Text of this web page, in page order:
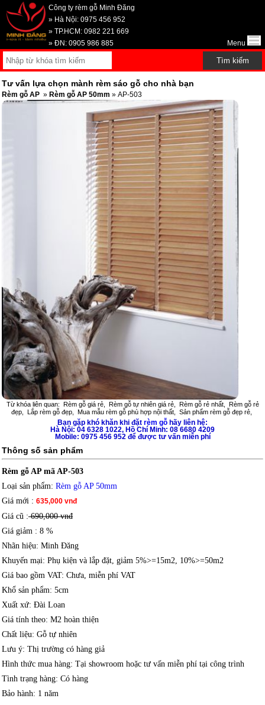
Công ty rèm gỗ Minh Đăng
» Hà Nội: 0975 456 952
» TP.HCM: 0982 221 669
» ĐN: 0905 986 885
Menu
Tư vấn lựa chọn mành rèm sáo gỗ cho nhà bạn
Rèm gỗ AP » Rèm gỗ AP 50mm » AP-503
Từ khóa liên quan: Rèm gỗ giá rẻ, Rèm gỗ tự nhiên giá rẻ, Rèm gỗ rẻ nhất, Rèm gỗ rẻ
đẹp
Lắp rèm gỗ đẹp Mua mẫu rèm gỗ phù hợp nội thất Sản phẩm rèm gỗ đẹp rẻ
Bạn gặp khó khăn khi đặt rèm gỗ hãy liên hệ:
Hà Nội: 04 6328 1022, Hồ Chí Minh: 08 6680 4209
Mobile: 0975 456 952 để được tư vấn miễn phí
Thông số sản phẩm
Rèm gỗ AP mã AP-503
Loại sản phẩm: Rèm gỗ AP 50mm
Giá mới : 635,000 vnđ
Giá cũ :690,000 vnđ
Giá giảm : 8 %
Nhãn hiệu: Minh Đăng
Khuyến mại: Phụ kiện và lắp đặt, giảm 5%>=15m2, 10%>=50m2
Giá bao gồm VAT: Chưa, miễn phí VAT
Khổ sản phẩm: 5cm
Xuất xứ: Đài Loan
Giá tính theo: M2 hoàn thiện
Chất liệu: Gỗ tự nhiên
Lưu ý: Thị trường có hàng giả
Hình thức mua hàng: Tại showroom hoặc tư vấn miễn phí tại công trình
Tình trạng hàng: Có hàng
Bảo hành: 1 năm